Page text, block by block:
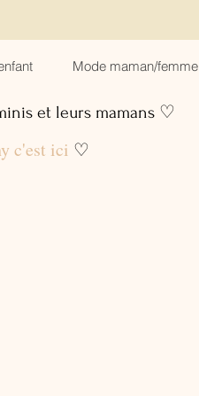
Mode maman/femme
et leurs mamans ♡
c'est ici ♡